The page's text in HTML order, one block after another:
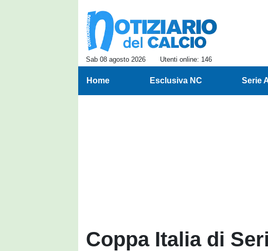
Sab 08 agosto 2026 Utenti online: 146
Home Esclusiva NC Serie
Coppa Italia di